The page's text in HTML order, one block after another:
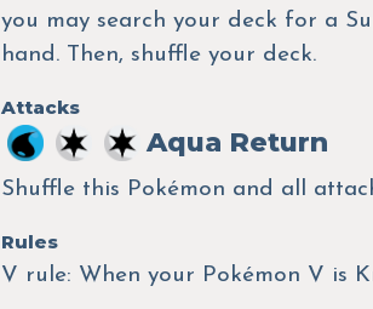
you may search your deck for a
hand. Then, shuffle your deck.
Attacks
Aqua Return
Shuffle this Pokémon and all
Rules
V rule: When your Pokémon V is